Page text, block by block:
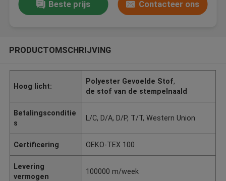
Beste prijs Contacteer ons
PRODUCTOMSCHRIJVING
Hoog licht:
Polyester Gevoelde Stof,
de stof van de stempelnaald
Betalingsconditie
s
L/C, D/A, D/P, T/T, Western Union
Certificering OEKO-TEX 100
Levering
vermogen
100000 m/week